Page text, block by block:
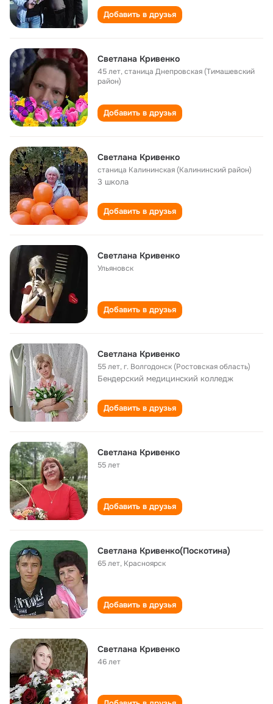
Добавить в друзья
Светлана Кривенко
45 лет,станица Днепровская (Тимашевский
район)
Добавить в друзья
Светлана Кривенко
станица Калининская (Калининский район)
3 школа
Добавить в друзья
Светлана Кривенко
Ульяновск
Добавить в друзья
Светлана Кривенко
55 лет,г. Волгодонск (Ростовская область)
Бендерский медицинский колледж
Добавить в друзья
Светлана Кривенко
55 лет
Добавить в друзья
Светлана Кривенко(Поскотина)
65 лет, Красноярск
Добавить в друзья
Светлана Кривенко
46 лет